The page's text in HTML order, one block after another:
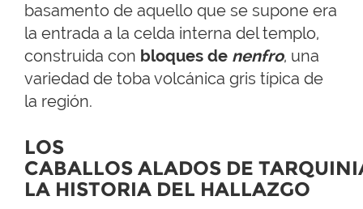
basamento de aquello que se supone era
la entrada a la celda interna del templo,
construida con bloques de nenfro, una
variedad de toba volcánica gris típica de
la región.
LOS
CABALLOS ALADOS DE
LA HISTORIA DEL HALLAZGO